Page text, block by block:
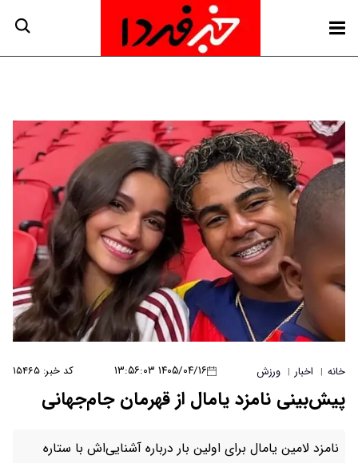
خانه | اخبار | ورزش ۱۴۰۵/۰۴/۱۶ ۱۳:۵۶:۰۳ کد خبر: ۱۵۴۶۵
پیش‌بینی نامزد یامال از قهرمان جام‌جهانی
نامزد لامین یامال برای اولین بار درباره آشنایی‌اش با ستاره